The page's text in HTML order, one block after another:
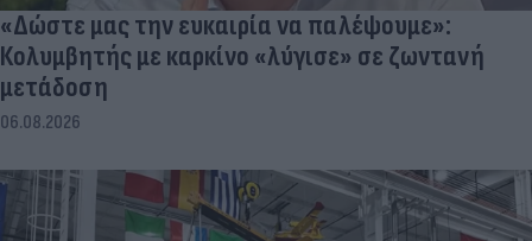
«Δώστε μας την ευκαιρία να παλέψουμε»:
Κολυμβητής με καρκίνο «λύγισε» σε ζωντανή
μετάδοση
06.08.2026